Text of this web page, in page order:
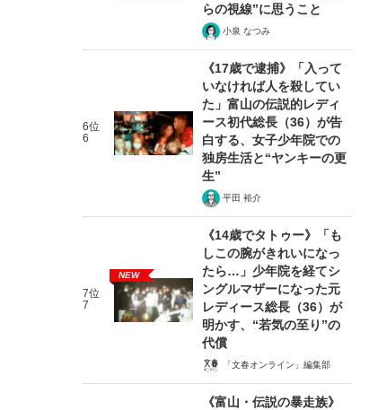
らの視線”に思うこと
小泉 なつみ
6位
6
《17歳で逮捕》「入って
いなければ人を殺してい
た」富山の伝説的レディ
ース初代総長（36）が告
白する、女子少年院での
独房生活と“ヤンキーの更
生”
平田 裕介
7位
7
NEW
《14歳でタトゥー》「も
しこの腕がきれいになっ
たら…」少年院を経てシ
ングルマザーになった元
レディース総長（36）が
明かす、“若気の至り”の
代償
「文春オンライン」編集部
《富山・伝説の暴走族》